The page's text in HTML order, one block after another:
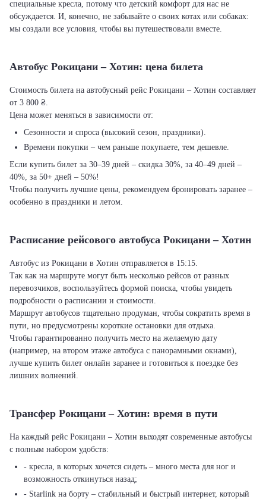
специальные кресла, потому что детский комфорт для нас не
обсуждается. И, конечно, не забывайте о своих котах или собаках:
мы создали все условия, чтобы вы путешествовали вместе.
Автобус Рокицани – Хотин: цена билета
Стоимость билета на автобусный рейс Рокицани – Хотин составляет
от 3 800 ₴.
Цена может меняться в зависимости от:
Сезонности и спроса (высокий сезон, праздники).
Времени покупки – чем раньше покупаете, тем дешевле.
Если купить билет за 30–39 дней – скидка 30%, за 40–49 дней –
40%, за 50+ дней – 50%!
Чтобы получить лучшие цены, рекомендуем бронировать заранее –
особенно в праздники и летом.
Расписание рейсового автобуса Рокицани – Хотин
Автобус из Рокицани в Хотин отправляется в 15:15.
Так как на маршруте могут быть несколько рейсов от разных
перевозчиков, воспользуйтесь формой поиска, чтобы увидеть
подробности о расписании и стоимости.
Маршрут автобусов тщательно продуман, чтобы сократить время в
пути, но предусмотрены короткие остановки для отдыха.
Чтобы гарантированно получить место на желаемую дату
(например, на втором этаже автобуса с панорамными окнами),
лучше купить билет онлайн заранее и готовиться к поездке без
лишних волнений.
Трансфер Рокицани – Хотин: время в пути
На каждый рейс Рокицани – Хотин выходят современные автобусы
с полным набором удобств:
- кресла, в которых хочется сидеть – много места для ног и
возможность откинуться назад;
- Starlink на борту – стабильный и быстрый интернет, который